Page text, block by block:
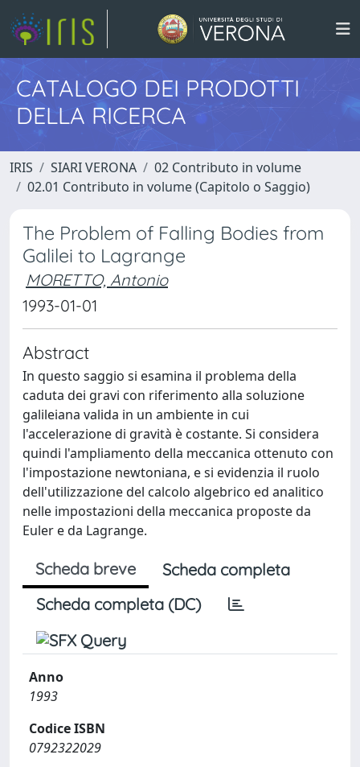
CATALOGO DEI PRODOTTI
DELLA RICERCA
IRIS SIARI VERONA
02 Contributo in volume
02.01 Contributo in volume (Capitolo o Saggio)
The Problem of Falling Bodies from
Galilei to Lagrange
MORETTO, Antonio
1993-01-01
Abstract
In questo saggio si esamina il problema della
caduta dei gravi con riferimento alla soluzione
galileiana valida in un ambiente in cui
l'accelerazione di gravità è costante. Si considera
quindi l'ampliamento della meccanica ottenuto con
l'impostazione newtoniana, e si evidenzia il ruolo
dell'utilizzazione del calcolo algebrico ed analitico
nelle impostazioni della meccanica proposte da
Euler e da Lagrange.
Scheda breve
Scheda completa
Scheda completa (DC)
Anno
1993
Codice ISBN
0792322029